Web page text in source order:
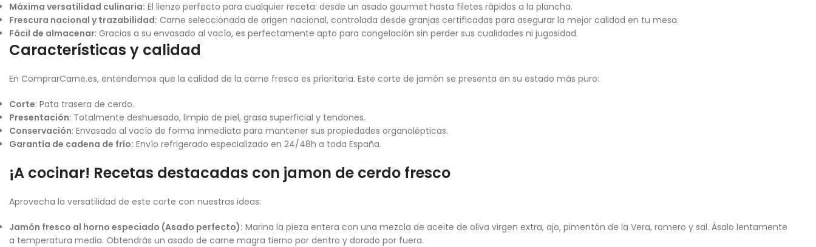
Máxima versatilidad culinaria: El lienzo perfecto para cualquier receta: desde un asado gourmet hasta filetes rápidos a la plancha.
Frescura nacional y trazabilidad: Carne seleccionada de origen nacional, controlada desde granjas certificadas para asegurar la mejor calidad en tu mesa.
Fácil de almacenar: Gracias a su envasado al vacío, es perfectamente apto para congelación sin perder sus cualidades ni jugosidad.
Características y calidad
En ComprarCarne.es, entendemos que la calidad de la carne fresca es prioritaria. Este corte de jamón se presenta en su estado más puro:
Corte: Pata trasera de cerdo.
Presentación: Totalmente deshuesado, limpio de piel, grasa superficial y tendones.
Conservación: Envasado al vacío de forma inmediata para mantener sus propiedades organolépticas.
Garantía de cadena de frío: Envío refrigerado especializado en 24/48h a toda España.
¡A cocinar! Recetas destacadas con jamon de cerdo fresco
Aprovecha la versatilidad de este corte con nuestras ideas:
Jamón fresco al horno especiado (Asado perfecto): Marina la pieza entera con una mezcla de aceite de oliva virgen extra, ajo, pimentón de la Vera, romero y sal. Ásalo lentamente
a temperatura media. Obtendrás un asado de carne magra tierno por dentro y dorado por fuera.